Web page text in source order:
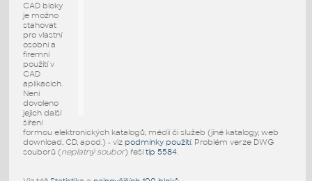
CAD bloky
je možno
stahovat
pro vlastní
osobní a
firemní
použití v
CAD
aplikacích.
Není
dovoleno
jejich další
šíření
formou elektronických katalogů, médií či služeb (jiné katalogy, web
download, CD, apod.) - viz podmínky použití. Problém verze DWG
souborů (neplatný soubor) řešítip 5584.